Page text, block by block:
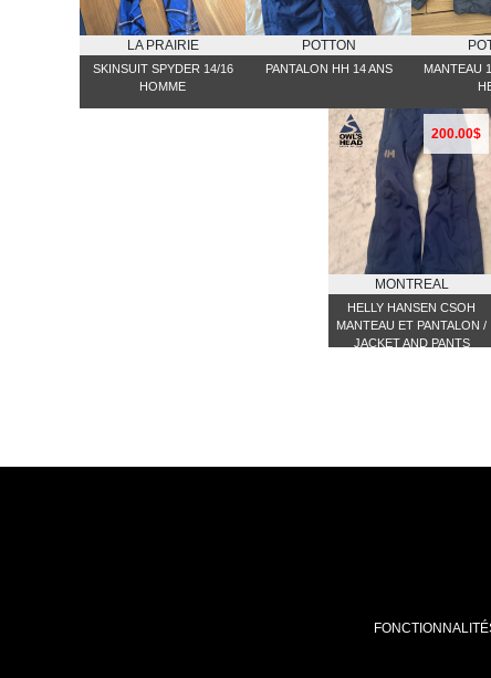
LA PRAIRIE
SKINSUIT SPYDER 14/16
HOMME
POTTON
PANTALON HH 14 ANS
MANTEAU
200.00$
MONTREAL
HELLY HANSEN CSOH
MANTEAU ET PANTALON /
JACKET AND PANTS